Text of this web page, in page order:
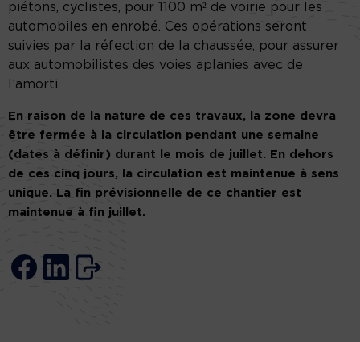
piétons, cyclistes, pour 1100 m² de voirie pour les
automobiles en enrobé. Ces opérations seront
suivies par la réfection de la chaussée, pour assurer
aux automobilistes des voies aplanies avec de
l’amorti.
En raison de la nature de ces travaux, la zone devra
être fermée à la circulation pendant une semaine
(dates à définir) durant le mois de juillet. En dehors
de ces cinq jours, la circulation est maintenue à sens
unique. La fin prévisionnelle de ce chantier est
maintenue à fin juillet.